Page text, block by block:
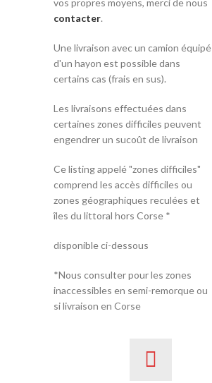
vos propres moyens, merci de nous
contacter.
Une livraison avec un camion équipé
d'un hayon est possible dans
certains cas (frais en sus).
Les livraisons effectuées dans
certaines zones difficiles peuvent
engendrer un sucoût de livraison
Ce listing appelé "zones difficiles"
comprend les accès difficiles ou
zones géographiques reculées et
îles du littoral hors Corse *
disponible ci-dessous
*Nous consulter pour les zones
inaccessibles en semi-remorque ou
si livraison en Corse